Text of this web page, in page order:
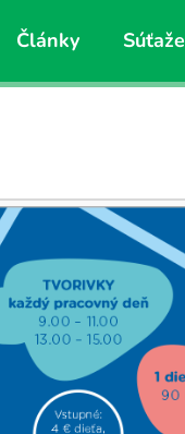
Články Súťaže